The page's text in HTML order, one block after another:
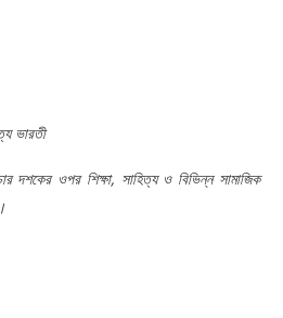
ভারতী
চার দশকের ওপর শিক্ষা, সাহিত্য ও বিভিন্ন সামাজিক